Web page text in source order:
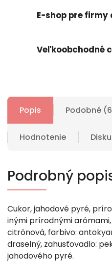
E-shop pre
Veľkoobchodné
Popis Podobné
Hodnotenie
Podrobný
Cukor, jahodové pyré,
inými prírodnými arómami,
citrónová, farbivo:
draselný, zahusťovadlo:
jahodového pyré.